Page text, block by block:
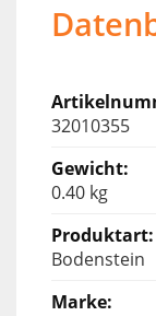
32010355
0.40 kg
Bodenstein